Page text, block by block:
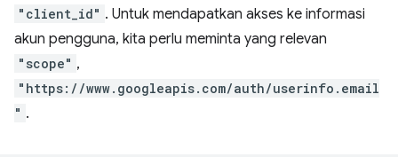
"client_id" . Untuk mendapatkan akses ke informasi
akun pengguna, kita perlu meminta yang relevan
"scope" ,
"https://www.googleapis.com/auth/userinfo.email
" .